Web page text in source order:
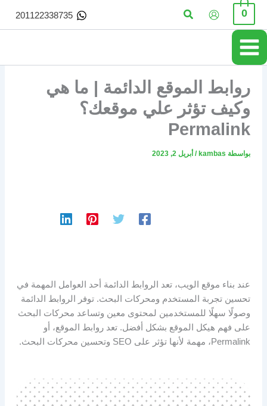
تخطي
المحتوى
0 البحث 201122338735
روابط الموقع الدائمة | ما هي
وكيف تؤثر علي موقعك؟
Permalink
بواسطة kambas
/ أبريل 2, 2023
عند بناء موقع الويب، تعد الروابط الدائمة أحد العوامل المهمة في
تحسين تجربة المستخدم ومحركات البحث. توفر الروابط الدائمة
وصولًا سهلًا للمستخدمين لمحتوى معين وتساعد محركات البحث
على فهم هيكل الموقع بشكل أفضل. تعد روابط الموقع، أو
Permalink، مهمة لأنها تؤثر على SEO وتحسين محركات البحث.